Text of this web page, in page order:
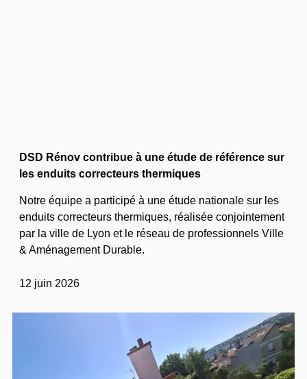
DSD Rénov contribue à une étude de référence sur
les enduits correcteurs thermiques
Notre équipe a participé à une étude nationale sur les
enduits correcteurs thermiques, réalisée conjointement
par la ville de Lyon et le réseau de professionnels Ville
& Aménagement Durable.
12 juin 2026